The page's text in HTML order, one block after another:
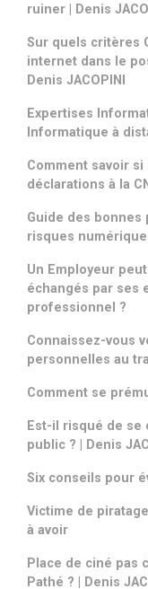
ruiner | Denis
Sur quels critères
internet dans le
Denis JACOPINI
Expertises
Informatique à
Comment savoir
déclarations à la
Guide des bonnes
risques
Un Employeur
échangés par ses
professionnel ?
Connaissez-vous
personnelles au
Comment se
Est-il risqué de se
public ? | Denis
Six conseils pour
Victime de
à avoir
Place de ciné pas
Pathé ? | Denis